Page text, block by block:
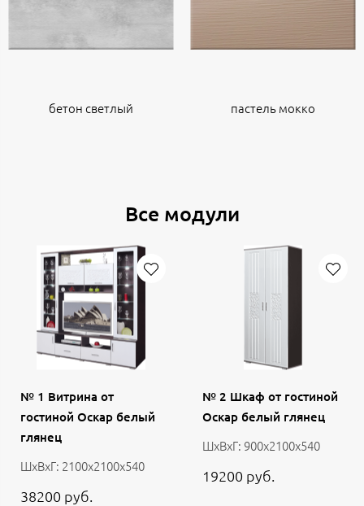
бетон светлый пастель мокко
Все модули
№ 1 Витрина от
гостиной Оскар белый
глянец
ШхВхГ: 2100х2100х540
38200 руб.
№ 2 Шкаф от гостиной
Оскар белый глянец
ШхВхГ: 900х2100х540
19200 руб.